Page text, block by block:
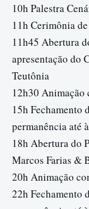
10h Palestra
11h Cerimônia
11h45 Abertura
apresentação do
Teutônia
12h30 Animação
15h Fechamento
permanência até
18h Abertura do
Marcos Farias &
20h Animação
22h Fechamento